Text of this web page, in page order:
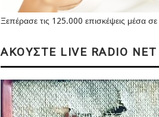
Ξεπέρασε τις 125.000 επισκέψεις μέσα σε
ΑΚΟΥΣΤΕ LIVE RADIO NET